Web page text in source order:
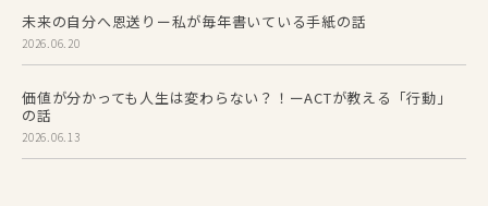
未来の自分へ恩送りー私が毎年書いている手紙の話
2026.06.20
価値が分かっても人生は変わらない？！ーACTが教える「行動」
の話
2026.06.13